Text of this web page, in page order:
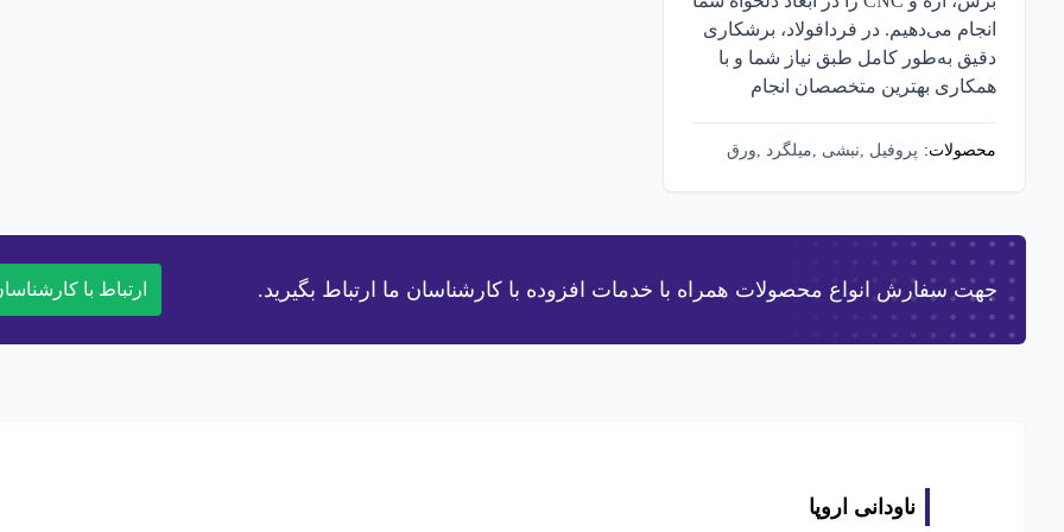
دریافت کد تایید
با ادامه روند تمامیقوانین و مقررات فردافولادرا می‌پذیرم.
پس از افزودن به سبد خرید و ثبت سفارش، کارشناسان ما جهت هماهنگی‌های لازم با شما
انجام می‌دهیم. در فردافولاد، برشکاری
دقیق به‌طور کامل طبق نیاز شما و با
همکاری بهترین متخصصان انجام
محصولات: پروفیل ,نبشی ,میلگرد ,ورق
جهت سفارش انواع محصولات همراه با خدمات افزوده با کارشناسان ما ارتباط بگیرید. ارتباط با
ناودانی اروپا